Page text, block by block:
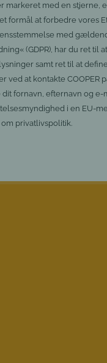
markeret med en stjerne,
formål at forbedre vores
med
(GDPR), har du ret til
samt ret til at
ved at kontakte COOPER
fornavn, efternavn og
i en EU-
privatlivspolitik.